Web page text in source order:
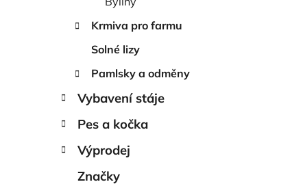
Krmiva pro farmu
Solné lizy
Pamlsky a odměny
Vybavení stáje
Pes a kočka
Výprodej
Značky